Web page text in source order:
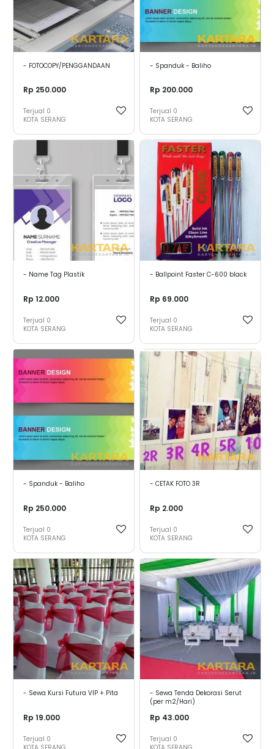
- FOTOCOPY/PENGGANDAAN
Rp 250.000
Terjual 0
KOTA SERANG
- Spanduk - Baliho
Rp 200.000
Terjual 0
KOTA SERANG
- Name Tag Plastik
Rp 12.000
Terjual 0
KOTA SERANG
- Ballpoint Faster C-600 black
Rp 69.000
Terjual 0
KOTA SERANG
- Spanduk - Baliho
Rp 250.000
Terjual 0
KOTA SERANG
- CETAK FOTO 3R
Rp 2.000
Terjual 0
KOTA SERANG
- Sewa Kursi Futura VIP + Pita
Rp 19.000
Terjual 0
- Sewa Tenda Dekorasi Serut
(per m2/Hari)
Rp 43.000
Terjual 0